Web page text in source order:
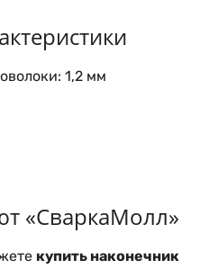
1,2 мм
«СваркаМолл»
купить наконечник